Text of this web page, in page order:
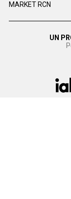
MARKET RCN
UN